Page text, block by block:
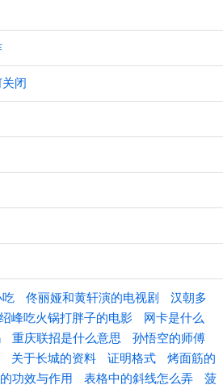
闭
吃 佟丽娅和黄轩演的电视剧
汉朝多
峰吃火锅打胖子的电影
网卡是什么
重庆联招是什么意思
孙悟空的师傅
关于长城的资料 证明格式
烤面筋的
功效与作用 表格中的斜线怎么弄 菠